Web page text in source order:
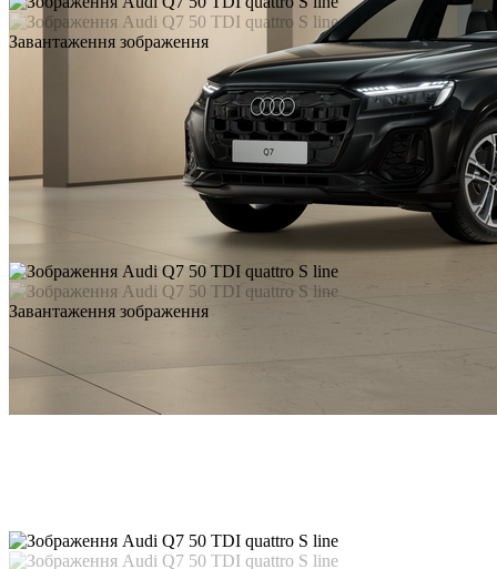
Завантаження зображення
Завантаження зображення